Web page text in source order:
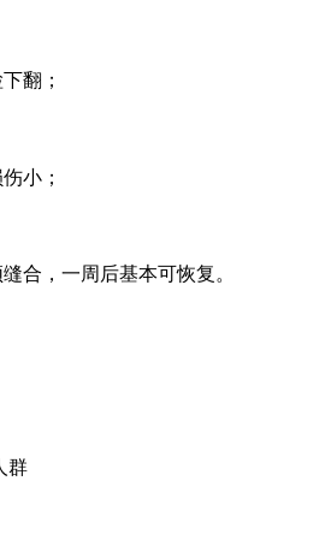
翻；
小；
，一周后基本可恢复。
群